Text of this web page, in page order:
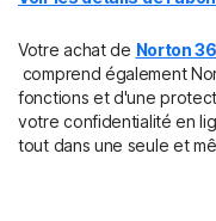
Votre achat de Norton
comprend également
fonctions et d'une
votre confidentialité en
tout dans une seule et